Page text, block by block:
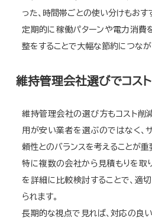
った、時間帯ごとの使い分けもおす
定期的に稼働パターンや電力消費
整をすることで大幅な節約につなが
維持管理会社選びでコス
維持管理会社の選び方もコスト削
用が安い業者を選ぶのではなく、
頼性とのバランスを考えることが重
特に複数の会社から見積もりを取
を詳細に比較検討することで、適
られます。
長期的な視点で見れば、対応の良